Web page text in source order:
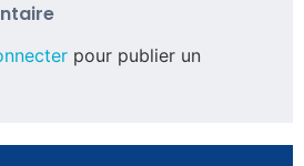
pour publier un